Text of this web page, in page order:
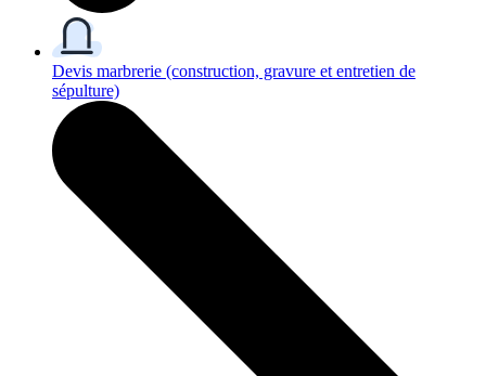
Devis marbrerie (construction, gravure et entretien de
sépulture)